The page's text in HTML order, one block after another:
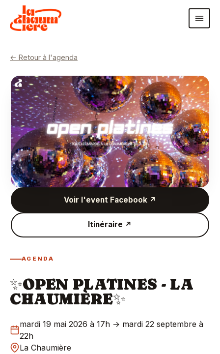
← Retour à l'agenda
Voir l'event Facebook ↗
Itinéraire ↗
AGENDA
✨OPEN PLATINES - LA
CHAUMIÈRE✨
mardi 19 mai 2026 à 17h → mardi 22 septembre à
22h
La Chaumière